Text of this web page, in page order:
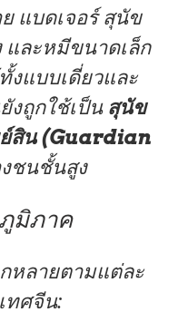
แบดเจอร์ สุนัข
และหมีขนาดเล็ก
งแบบเดี่ยวและ
ถูกใช้เป็น สุนัข
ย์สิน (Guardian
ชนชั้นสูง
มิภาค
หลายตามแต่ละ
ทศจีน: